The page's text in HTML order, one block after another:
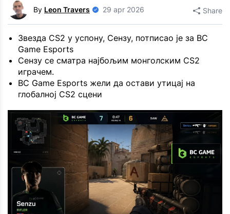
By Leon Travers 29 apr 2026 Share
Звезда CS2 у успону, Сензу, потписао је за BC
Game Esports
Сензу се сматра најбољим монголским CS2
играчем.
BC Game Esports жели да остави утицај на
глобалној CS2 сцени